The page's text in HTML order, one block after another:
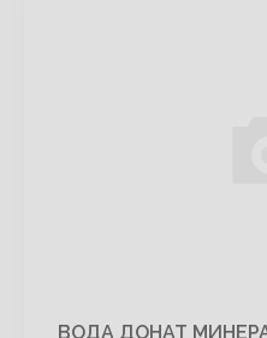
ВОДА ДОНАТ